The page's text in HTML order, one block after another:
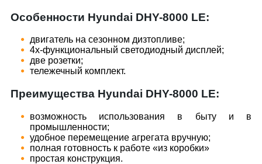
Особенности Hyundai DHY-8000 LE:
двигатель на сезонном дизтопливе;
4х-функциональный светодиодный дисплей;
две розетки;
тележечный комплект.
Преимущества Hyundai DHY-8000 LE:
возможность использования в быту и в
промышленности;
удобное перемещение агрегата вручную;
полная готовность к работе «из коробки»
простая конструкция.